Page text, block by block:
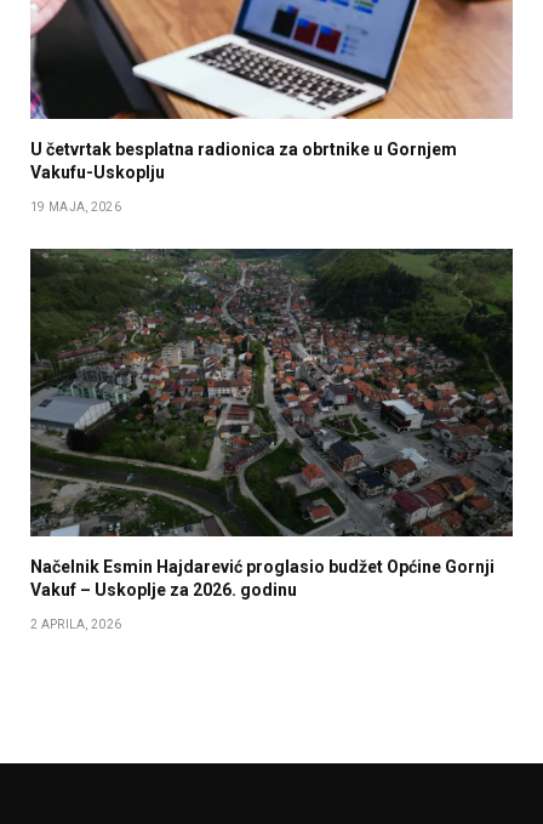
U četvrtak besplatna radionica za obrtnike u Gornjem
Vakufu-Uskoplju
19 MAJA, 2026
Načelnik Esmin Hajdarević proglasio budžet Općine Gornji
Vakuf – Uskoplje za 2026. godinu
2 APRILA, 2026